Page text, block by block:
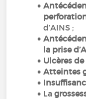
d’AINS ;
la prise
Ulcères
Atteintes
La